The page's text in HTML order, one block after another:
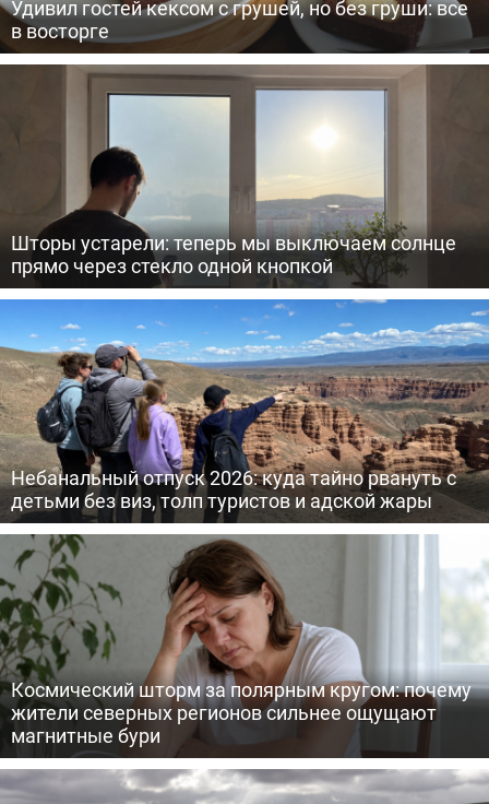
Удивил гостей кексом с грушей, но без груши: все
в восторге
Шторы устарели: теперь мы выключаем солнце
прямо через стекло одной кнопкой
Небанальный отпуск 2026: куда тайно рвануть с
детьми без виз, толп туристов и адской жары
Космический шторм за полярным кругом: почему
жители северных регионов сильнее ощущают
магнитные бури